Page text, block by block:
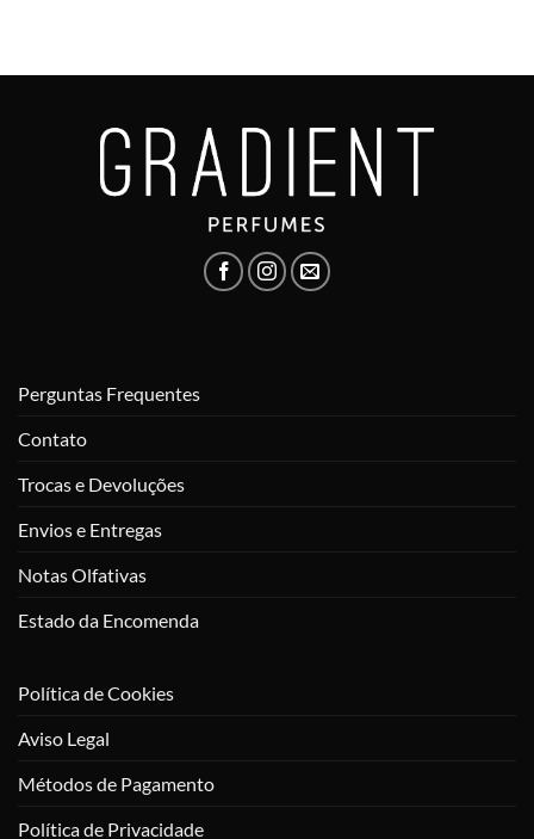
Perguntas Frequentes
Contato
Trocas e Devoluções
Envios e Entregas
Notas Olfativas
Estado da Encomenda
Política de Cookies
Aviso Legal
Métodos de Pagamento
Política de Privacidade